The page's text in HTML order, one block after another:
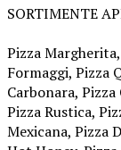
SORTIMENTE
Pizza
Formaggi, Pizza
Carbonara,
Pizza Rustica,
Mexicana, Pizza